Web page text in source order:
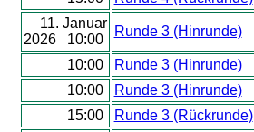
11. Januar
2026 10:00
Runde 3 (Hinrunde)
10:00 Runde 3 (Hinrunde)
10:00
Runde 3 (Hinrunde)
15:00
Runde 3 (Rückrunde)